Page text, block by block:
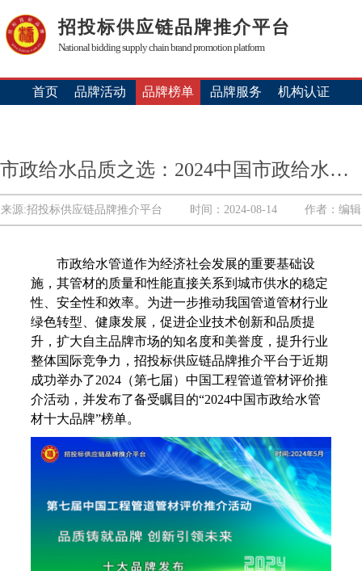
招投标供应链品牌推介平台
National bidding supply chain brand promotion platform
首页 品牌活动 品牌榜单 品牌服务 机构认证
市政给水品质之选：2024中国市政给水管材十大品牌发布
来源:招投标供应链品牌推介平台 时间：2024-08-14 作者：编辑
市政给水管道作为经济社会发展的重要基础设
施，其管材的质量和性能直接关系到城市供水的稳定
性、安全性和效率。为进一步推动我国管道管材行业
绿色转型、健康发展，促进企业技术创新和品质提
升，扩大自主品牌市场的知名度和美誉度，提升行业
整体国际竞争力，招投标供应链品牌推介平台于近期
成功举办了2024（第七届）中国工程管道管材评价推
介活动，并发布了备受瞩目的“2024中国市政给水管
材十大品牌”榜单。